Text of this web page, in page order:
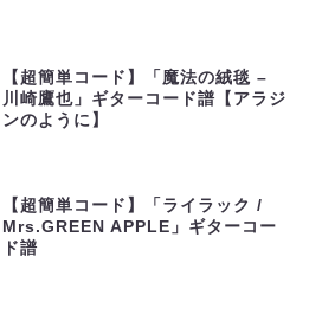
【超簡単コード】「魔法の絨毯 –
川崎鷹也」ギターコード譜【アラジ
ンのように】
【超簡単コード】「ライラック /
Mrs.GREEN APPLE」ギターコー
ド譜